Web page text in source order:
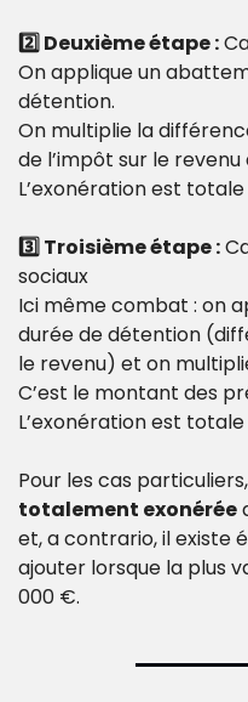
2️⃣ Deuxième étape :
On applique un
détention.
On multiplie la
de l’impôt sur le revenu
L’exonération est
3️⃣ Troisième étape :
sociaux
Ici même combat : on
durée de détention
le revenu) et on
C’est le montant des
L’exonération est
Pour les cas
totalement exonérée
et, a contrario, il existe
ajouter lorsque la plus
000 €.